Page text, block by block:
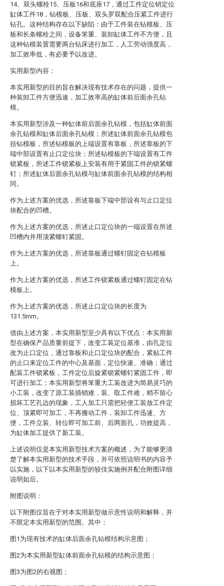
14、双头螺栓15、压板16和底座17，通过工件定位销定位
缸体工件18，钻模板、压板、双头罗双配合压紧工件进行
钻孔。这种结构存在以下缺陷：由于工件装在钻模板、压
板和长条螺栓之间，设备笨重、装卸缸体工件不方便，且
这种钻模装置需要两台钻床进行加工，人工劳动强度高，
加工效率低，有必要予以改进。
实用新型内容：
本实用新型的目的旨在解决现有技术存在的问题，提供一
种装卸工件方便迅速，加工效率高的缸体前后面余孔钻
模。
本实用新型涉及一种缸体前后面余孔钻模，包括缸体前面
余孔钻模和缸体后面余孔钻模；所述缸体前面余孔钻模包
括钻模板，所述钻模板的上端设置有靠板，所述靠板的下
端中部设置有止口定位块；所述钻模板的下端设置有工件
锁紧板，所述工件锁紧板上安装有用于紧固工件的锁紧螺
钉；所述缸体后面余孔钻模与缸体前面余孔钻模的结构相
同。
作为上述方案的优选，所述靠板下端中部设有与止口定位
块配合的凹槽。
作为上述方案的优选，所述止口定位块的一端设置在所述
凹槽内并用顶紧螺钉紧固。
作为上述方案的优选，所述靠板通过螺钉固定在钻模板
上。
作为上述方案的优选，所述工件锁紧板通过螺钉固定在钻
模板上。
作为上述方案的优选，所述止口定位块的长度为
131.5mm。
借由上述方案，本实用新型至少具有以下优点：本实用新
型在确保产品质量前提下，改变工装定位基准，由孔定位
改为止口定位，通过靠板和止口定位块的配合，紧贴工件
的止口来定位工件的中心及基面，定位快速、准确；通过
配装工件锁紧板，工件定位后旋紧锁紧螺钉紧固工件，即
可进行加工；本实用新型将笨重大工装改进为简易灵巧的
小工装，改变了原工装插销难，装、取工件难，稍不留心
损坏工艺孔边的现象，工人加工只需把轻便工装放工件定
位、顶紧即可加工，不再搬动工件，装卸工件迅速、方
便，工件立装、转位即可加工前、后两面孔，功效提高，
为缸体加工提供了新工装。
上述说明仅是本实用新型技术方案的概述，为了能够更清
楚了解本实用新型的技术手段，并可依照说明书的内容予
以实施，以下以本实用新型的较佳实施例并配合附图详细
说明如后。
附图说明：
以下附图仅旨在于对本实用新型做示意性说明和解释，并
不限定本实用新型的范围。其中：
图1为现有技术的缸体后面余孔钻模结构示意图；
图2为本实用新型缸体前面余孔钻模的结构示意图；
图3为图2的右视图；